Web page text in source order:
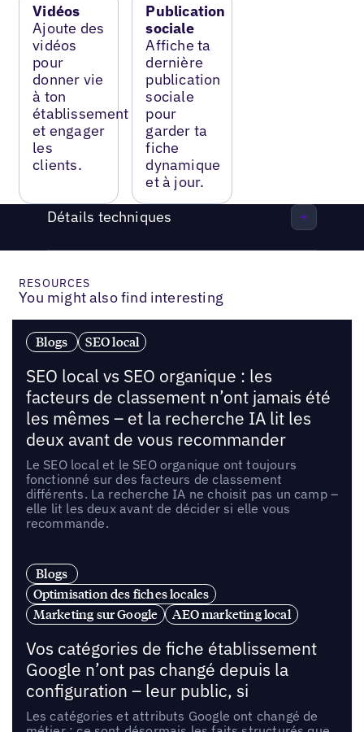
Vidéos
Ajoute des
vidéos
pour
donner vie
à ton
établissement
et engager
les
clients.
Publication
sociale
Affiche ta
dernière
publication
sociale
pour
garder ta
fiche
dynamique
et à jour.
Détails techniques
RESOURCES
You might also find interesting
Blogs SEO local
SEO local vs SEO organique : les
facteurs de classement n’ont jamais été
les mêmes – et la recherche IA lit les
deux avant de vous recommander
Le SEO local et le SEO organique ont toujours
fonctionné sur des facteurs de classement
différents. La recherche IA ne choisit pas un camp –
elle lit les deux avant de décider si elle vous
recommande.
Blogs
Optimisation des fiches locales
Marketing sur Google
AEO marketing local
Vos catégories de fiche établissement
Google n’ont pas changé depuis la
configuration – leur public, si
Les catégories et attributs Google ont changé de